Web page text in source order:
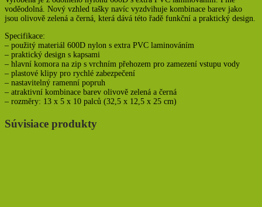
voděodolná. Nový vzhled tašky navíc vyzdvihuje kombinace barev jako
jsou olivově zelená a černá, která dává této řadě funkční a praktický design.
Specifikace:
– použitý materiál 600D nylon s extra PVC laminováním
– praktický design s kapsami
– hlavní komora na zip s vrchním přehozem pro zamezení vstupu vody
– plastové klipy pro rychlé zabezpečení
– nastavitelný ramenní popruh
– atraktivní kombinace barev olivově zelená a černá
– rozměry: 13 x 5 x 10 palců (32,5 x 12,5 x 25 cm)
Súvisiace produkty